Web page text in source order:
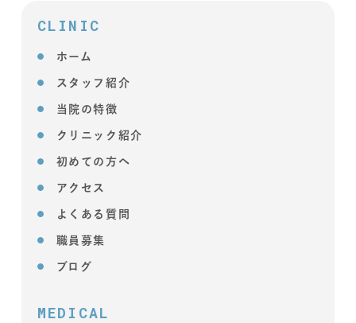
CLINIC
ホーム
スタッフ紹介
当院の特徴
クリニック紹介
初めての方へ
アクセス
よくある質問
職員募集
ブログ
MEDICAL